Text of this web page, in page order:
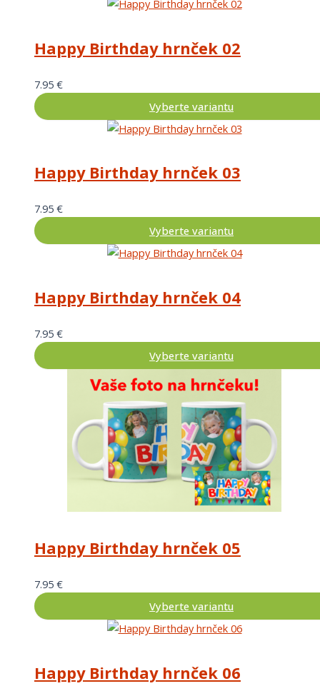
Happy Birthday hrnček 02
7.95 €
Vyberte variantu
Happy Birthday hrnček 03
7.95 €
Vyberte variantu
Happy Birthday hrnček 04
7.95 €
Vyberte variantu
Happy Birthday hrnček 05
7.95 €
Vyberte variantu
Happy Birthday hrnček 06